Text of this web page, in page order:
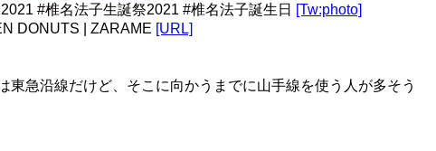
#椎名法子生誕祭2021 #椎名法子誕生日 [Tw:photo]
DONUTS | ZARAME [URL]
急沿線だけど、そこに向かうまでに山手線を使う人が多そう